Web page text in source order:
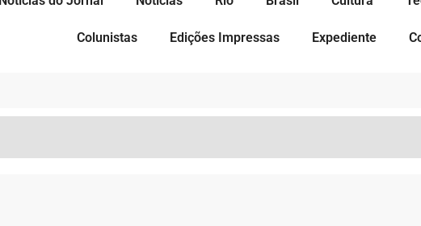
Colunistas Edições Impressas Expediente